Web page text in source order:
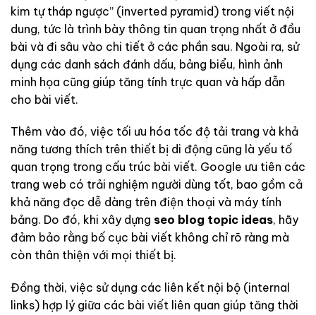
kim tự tháp ngược” (inverted pyramid) trong viết nội
dung, tức là trình bày thông tin quan trọng nhất ở đầu
bài và đi sâu vào chi tiết ở các phần sau. Ngoài ra, sử
dụng các danh sách đánh dấu, bảng biểu, hình ảnh
minh họa cũng giúp tăng tính trực quan và hấp dẫn
cho bài viết.
Thêm vào đó, việc tối ưu hóa tốc độ tải trang và khả
năng tương thích trên thiết bị di động cũng là yếu tố
quan trọng trong cấu trúc bài viết. Google ưu tiên các
trang web có trải nghiệm người dùng tốt, bao gồm cả
khả năng đọc dễ dàng trên điện thoại và máy tính
bảng. Do đó, khi xây dựng seo blog topic ideas, hãy
đảm bảo rằng bố cục bài viết không chỉ rõ ràng mà
còn thân thiện với mọi thiết bị.
Đồng thời, việc sử dụng các liên kết nội bộ (internal
links) hợp lý giữa các bài viết liên quan giúp tăng thời